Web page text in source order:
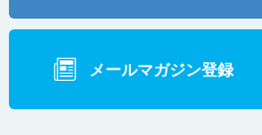
メールマガジン登録